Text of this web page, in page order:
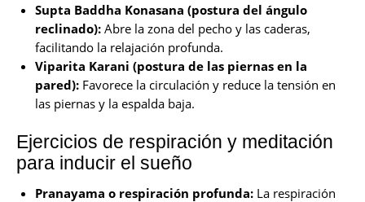
Supta Baddha Konasana (postura del ángulo
reclinado):Abre la zona del pecho y las caderas,
facilitando la relajación profunda.
Viparita Karani (postura de las piernas en la
pared):Favorece la circulación y reduce la tensión en
las piernas y la espalda baja.
Ejercicios de respiración y meditación
para inducir el sueño
Pranayama o respiración profunda:La respiración